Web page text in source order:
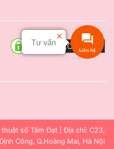
số Tâm Đạt | Địa chỉ: C23,
Công, Q.Hoàng Mai, Hà Nội
Liên hệ
Tư vấn